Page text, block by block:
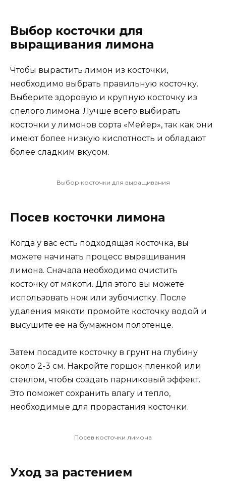
Выбор косточки для
выращивания лимона
Чтобы вырастить лимон из косточки,
необходимо выбрать правильную косточку.
Выберите здоровую и крупную косточку из
спелого лимона. Лучше всего выбирать
косточки у лимонов сорта «Мейер», так как они
имеют более низкую кислотность и обладают
более сладким вкусом.
Выбор косточки для выращивания
Посев косточки лимона
Когда у вас есть подходящая косточка, вы
можете начинать процесс выращивания
лимона. Сначала необходимо очистить
косточку от мякоти. Для этого вы можете
использовать нож или зубочистку. После
удаления мякоти промойте косточку водой и
высушите ее на бумажном полотенце.
Затем посадите косточку в грунт на глубину
около 2-3 см. Накройте горшок пленкой или
стеклом, чтобы создать парниковый эффект.
Это поможет сохранить влагу и тепло,
необходимые для прорастания косточки.
Посев косточки лимона
Уход за растением